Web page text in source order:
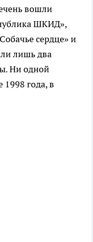
вошли
ШКИД»,
сердце» и
лишь два
Ни одной
года, в